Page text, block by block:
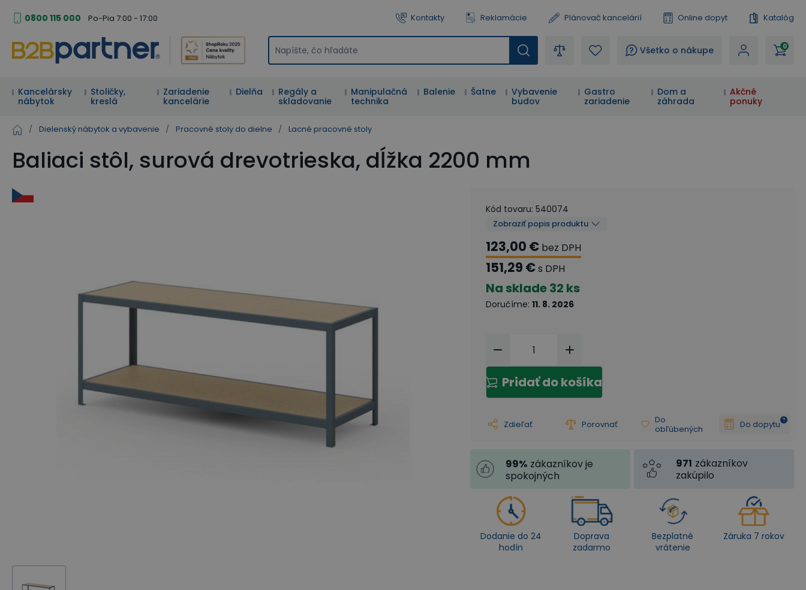
0800 115 000 Po-Pia 7:00 - 17:00 Kontakty Reklamácie Plánovač kancelárií Online dopyt Katalóg
? Všetko o nákupe 0
Kancelársky
nábytok
Stoličky,
kreslá
Zariadenie
kancelárie
Dielňa
Regály a
skladovanie
Manipulačná
technika
Balenie Šatne
Vybavenie
budov
Gastro
zariadenie
Dom a
záhrada
Akčné
ponuky
/ Dielenský nábytok a vybavenie / Pracovné stoly do dielne / Lacné pracovné stoly
Baliaci stôl, surová drevotrieska, dĺžka 2200 mm
Kód tovaru: 540074
Zobraziť popis produktu
123,00 € bez DPH
151,29 €s DPH
Na sklade32 ks
Doručíme: 11. 8. 2026
Pridať do košíka
Zdieľať Porovnať
Do
obľúbených
Do dopytu
99% zákazníkov je
spokojných
971 zákazníkov
zakúpilo
Dodanie do 24
hodín
Doprava
zadarmo
Bezplatné
vrátenie
Záruka 7 rokov